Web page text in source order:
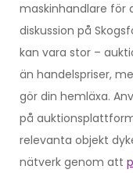
maskinhandlare för
diskussion på
kan vara stor –
än handelspriser,
gör din hemläxa.
på
relevanta objekt
nätverk genom att